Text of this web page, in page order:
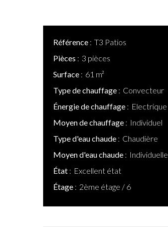
Référence
T3 Patios
Pièces
3 pièces
Surface
61 m²
Type de chauffage
Convecteur
Énergie de chauffage
Electrique
Moyen de chauffage
Individuel
Type d'eau chaude
Chaudière
Moyen d'eau chaude
Individuelle
État
Excellent état
Étage
2ème étage / 6